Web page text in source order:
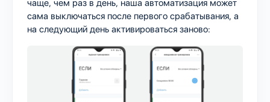
чаще, чем раз в день, наша автоматизация может
сама выключаться после первого срабатывания, а
на следующий день активироваться заново: